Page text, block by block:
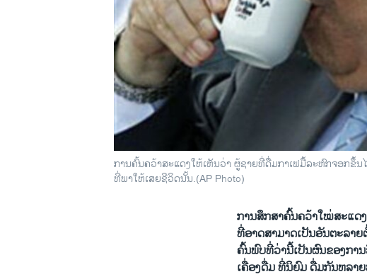
ການຄົ້ນຄວ້າສະແດງໃຫ້ເຫັນວ່າ ຜູ້ຊາຍທີ່ດື່ມກາເຟມື້ລະຫົກຈອກຂຶ້ນ
ທີ່ພາໃຫ້ເສຍຊີວິດນັ້ນ.(AP Photo)
ການ​ສຶກສາຄົ້ນຄວ້າ​ໃໝ່ສະ​ແດ
ທີ່​ອາດ​ສາມາດເປັນອັນຕະລາ
ຄົ້ນພົບ​ທີ່​ວ່ານີ້​ເປັນຜົນຂອງກາ
ເຄື່ອງ​ດື່ມ ​ທີ່​ນິຍົມ ດື່ມກັນ​ຫລາ